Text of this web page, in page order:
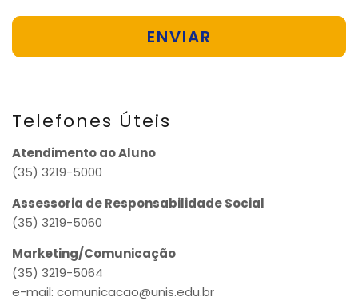
Telefones Úteis
Atendimento ao Aluno
(35) 3219-5000
Assessoria de Responsabilidade Social
(35) 3219-5060
Marketing/Comunicação
(35) 3219-5064
e-mail: comunicacao@unis.edu.br